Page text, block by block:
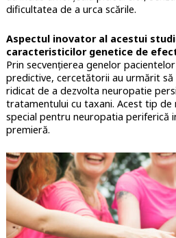
dificultatea de a urca scările.
Aspectul inovator al acestui
caracteristicilor genetice de
Prin secvențierea genelor
predictive, cercetătorii au urmărit să
ridicat de a dezvolta neuropatie
tratamentului cu taxani. Acest tip de
special pentru neuropatia periferică
premieră.